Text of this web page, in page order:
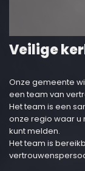
Veilige
Onze gemeente
een team van
Het team is een
onze regio waar
kunt melden.
Het team is